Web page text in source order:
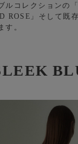
ルコレクションの
ROSE」そして既
す。